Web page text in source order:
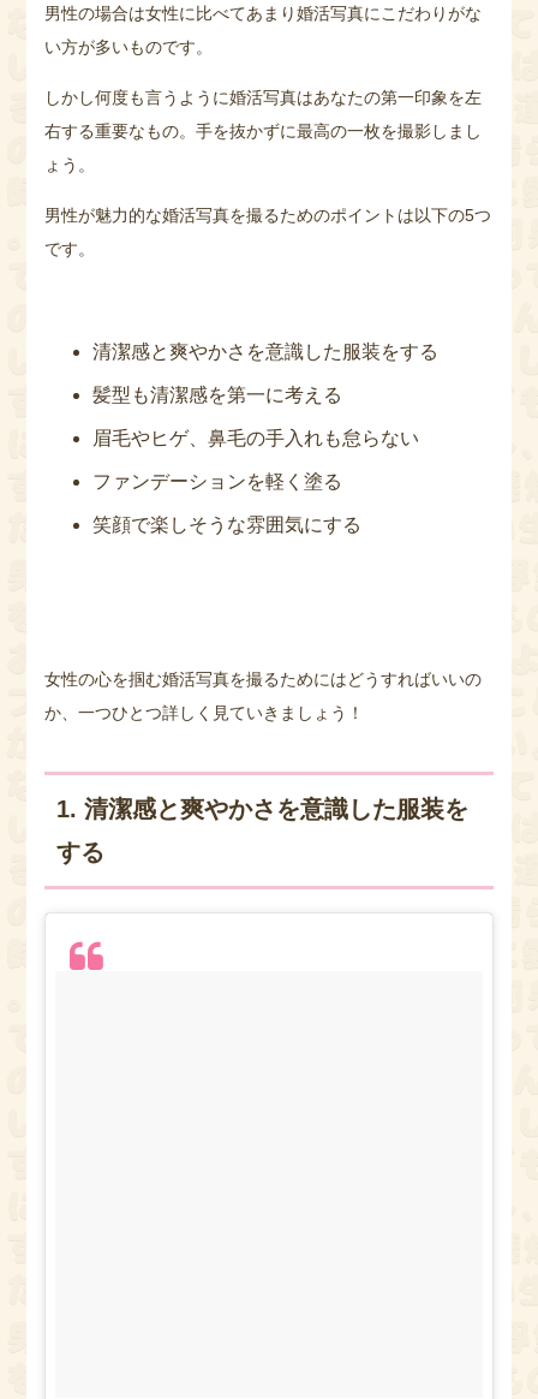
男性の場合は女性に比べてあまり婚活写真にこだわりがな
い方が多いものです。
しかし何度も言うように婚活写真はあなたの第一印象を左
右する重要なもの。手を抜かずに最高の一枚を撮影しまし
ょう。
男性が魅力的な婚活写真を撮るためのポイントは以下の5つ
です。
清潔感と爽やかさを意識した服装をする
髪型も清潔感を第一に考える
眉毛やヒゲ、鼻毛の手入れも怠らない
ファンデーションを軽く塗る
笑顔で楽しそうな雰囲気にする
女性の心を掴む婚活写真を撮るためにはどうすればいいの
か、一つひとつ詳しく見ていきましょう！
1. 清潔感と爽やかさを意識した服装を
する